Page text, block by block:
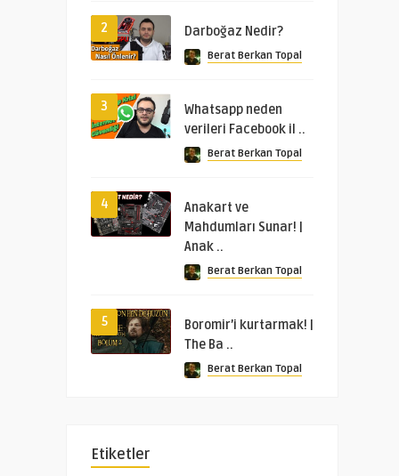
2 Darboğaz Nedir?
Berat Berkan Topal
3
Whatsapp neden
verileri Facebook il ..
Berat Berkan Topal
4
Anakart ve
Mahdumları Sunar! |
Anak ..
Berat Berkan Topal
5
Boromir’i kurtarmak! |
The Ba ..
Berat Berkan Topal
Etiketler